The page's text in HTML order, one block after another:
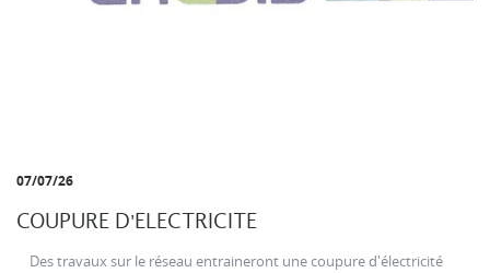
07/07/26
COUPURE D'ELECTRICITE
Des travaux sur le réseau entraineront une coupure d'électricité